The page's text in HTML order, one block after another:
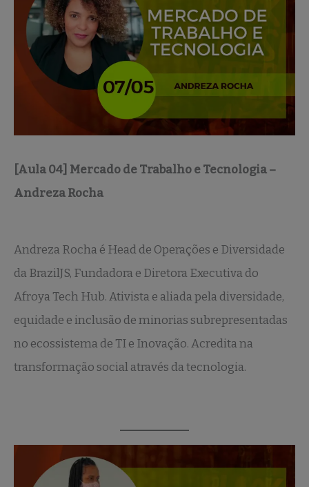
[Aula 04] Mercado de Trabalho e Tecnologia –
Andreza Rocha
Andreza Rocha é Head de Operações e Diversidade
da BrazilJS, Fundadora e Diretora Executiva do
Afroya Tech Hub. Ativista e aliada pela diversidade,
equidade e inclusão de minorias subrepresentadas
no ecossistema de TI e Inovação. Acredita na
transformação social através da tecnologia.